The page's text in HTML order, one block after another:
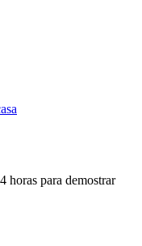
horas para demostrar